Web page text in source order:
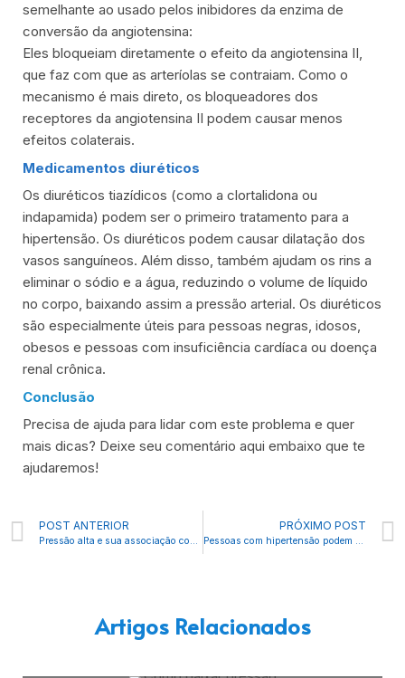
semelhante ao usado pelos inibidores da enzima de
conversão da angiotensina:
Eles bloqueiam diretamente o efeito da angiotensina II,
que faz com que as arteríolas se contraiam. Como o
mecanismo é mais direto, os bloqueadores dos
receptores da angiotensina II podem causar menos
efeitos colaterais.
Medicamentos diuréticos
Os diuréticos tiazídicos (como a clortalidona ou
indapamida) podem ser o primeiro tratamento para a
hipertensão. Os diuréticos podem causar dilatação dos
vasos sanguíneos. Além disso, também ajudam os rins a
eliminar o sódio e a água, reduzindo o volume de líquido
no corpo, baixando assim a pressão arterial. Os diuréticos
são especialmente úteis para pessoas negras, idosos,
obesos e pessoas com insuficiência cardíaca ou doença
renal crônica.
Conclusão
Precisa de ajuda para lidar com este problema e quer
mais dicas? Deixe seu comentário aqui embaixo que te
ajudaremos!
Prev
POST ANTERIOR
Pressão alta e sua associação com outras doenças
PRÓXIMO POST
Pessoas com hipertensão podem fazer atividade física?
Artigos Relacionados